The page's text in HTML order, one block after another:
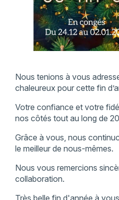
Nous tenions à vous
chaleureux pour cette fin
Votre confiance et votre
nos côtés tout au long de
Grâce à vous, nous
le meilleur de nous-mêmes.
Nous vous remercions
collaboration.
Très belle fin d'année à